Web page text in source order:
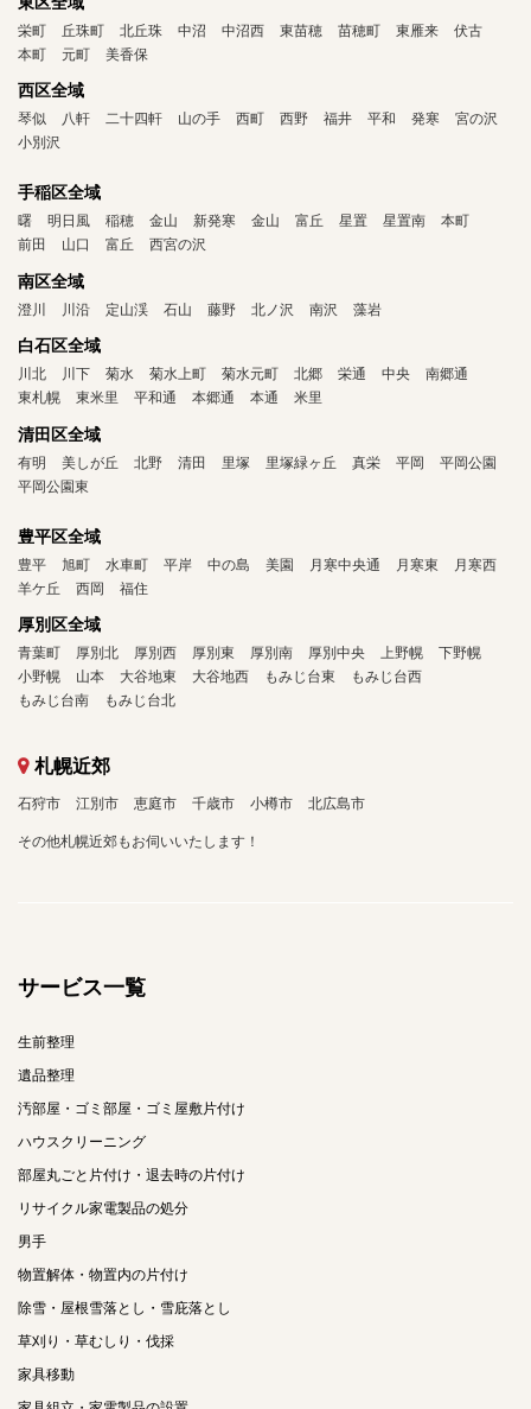
栄町 丘珠町 北丘珠 中沼 中沼西 東苗穂 苗穂町 東雁来
伏古
本町
元町 美香保
西区全域
琴似 八軒 二十四軒 山の手 西町 西野 福井 平和 発寒
宮の沢
小別沢
手稲区全域
曙 明日風 稲穂 金山 新発寒 金山 富丘 星置 星置南
本町
前田
山口 富丘 西宮の沢
南区全域
澄川 川沿 定山渓 石山 藤野 北ノ沢 南沢 藻岩
白石区全域
川北 川下 菊水 菊水上町 菊水元町 北郷 栄通 中央
南郷通
東札幌
東米里 平和通 本郷通 本通 米里
清田区全域
有明 美しが丘 北野 清田 里塚 里塚緑ヶ丘 真栄 平岡
平岡公園
平岡公園東
豊平区全域
豊平 旭町 水車町 平岸 中の島 美園 月寒中央通 月寒東
月寒西
羊ケ丘
西岡 福住
厚別区全域
青葉町 厚別北 厚別西 厚別東 厚別南 厚別中央 上野幌
下野幌
小野幌
山本 大谷地東 大谷地西 もみじ台東
もみじ台西
もみじ台南
もみじ台北
札幌近郊
石狩市 江別市 恵庭市 千歳市 小樽市 北広島市
その他札幌近郊もお伺いいたします！
サービス一覧
生前整理
遺品整理
汚部屋・ゴミ部屋・ゴミ屋敷片付け
ハウスクリーニング
部屋丸ごと片付け・退去時の片付け
リサイクル家電製品の処分
男手
物置解体・物置内の片付け
除雪・屋根雪落とし・雪庇落とし
草刈り・草むしり・伐採
家具移動